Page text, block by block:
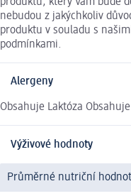
nebudou z jakýchkoliv
produktu v souladu s
podmínkami.
Alergeny
Obsahuje Laktóza
Výživové hodnoty
Průměrné nutriční